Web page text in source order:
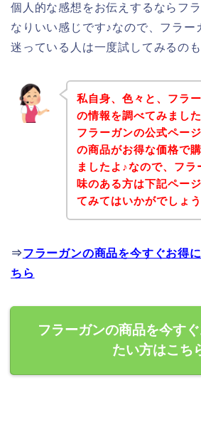
個人的な感想をお伝えするならフ
なりいい感じです♪なので、フラー
迷っている人は一度試してみるの
私自身、色々と、フラ
の情報を調べてみまし
フラーガンの公式ペー
の商品がお得な価格で
ましたよ♪なので、フラ
味のある方は下記ペー
てみてはいかがでしょ
⇒フラーガンの商品を今すぐお得
ちら
フラーガンの商品を今す
たい方はこち